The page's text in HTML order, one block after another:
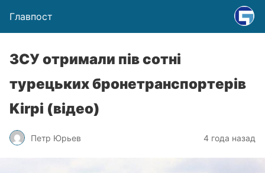
Главпост
ЗСУ отримали пів сотні
турецьких бронетранспортерів
Kirpi (відео)
Петр Юрьев 4 года назад